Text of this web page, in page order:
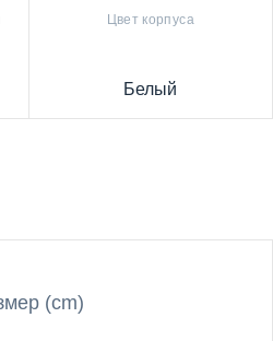
Цвет корпуса
Белый
(cm)